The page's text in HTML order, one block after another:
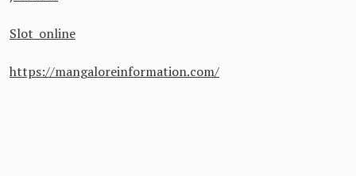
Slot online
https://mangaloreinformation.com/